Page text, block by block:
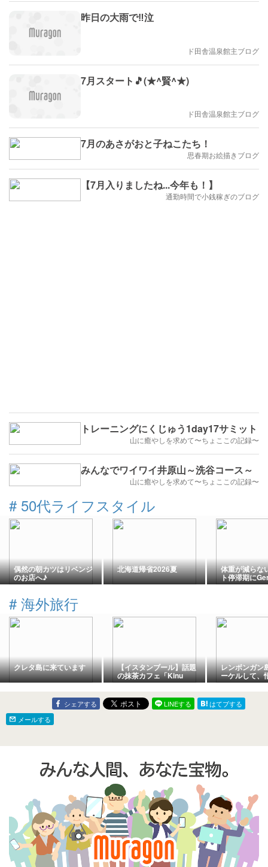
昨日の大雨で‼️泣
ド田舎温泉館主ブログ
7月スタート🎵(★^賢^★)
ド田舎温泉館主ブログ
7月のあさがおと子ねこたち！
思春期お絵描きブログ
【7月入りましたね...今年も！】
通勤時間で小銭稼ぎのブログ
トレーニングにくじゅう1day17サミット
山に癒やしを求めて〜ちょここの記録〜
みんなでワイワイ井原山～洗谷コース～
山に癒やしを求めて〜ちょここの記録〜
# 50代ライフスタイル
偶然の朝カツはリベンジ
のお店へ♪
北海道帰省2026夏 体重が減らな
ト停滞期に
してみた｜見
# 海外旅行
クレタ島に来ています 【イスタンブール】話題
の抹茶カフェ「Kinu
Matcha Bar」へ｜ほうじ
茶ラテに癒やされる
レンボンガン
ーケルして、
は美しい、私
だ。
シェアする LINEする
はてブする
メールする